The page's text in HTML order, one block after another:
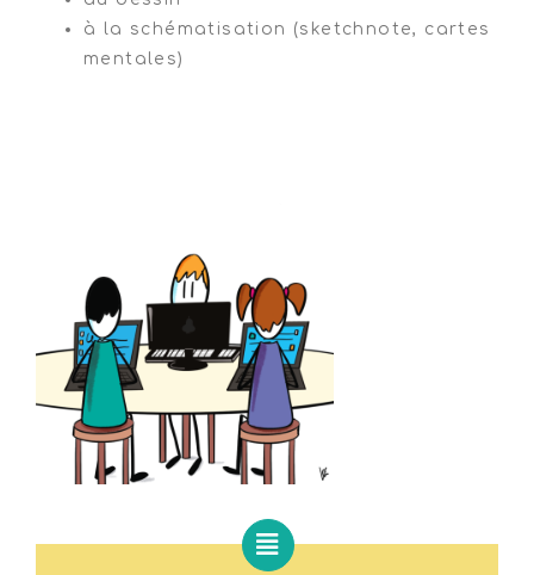
à la schématisation (sketchnote, cartes
mentales)